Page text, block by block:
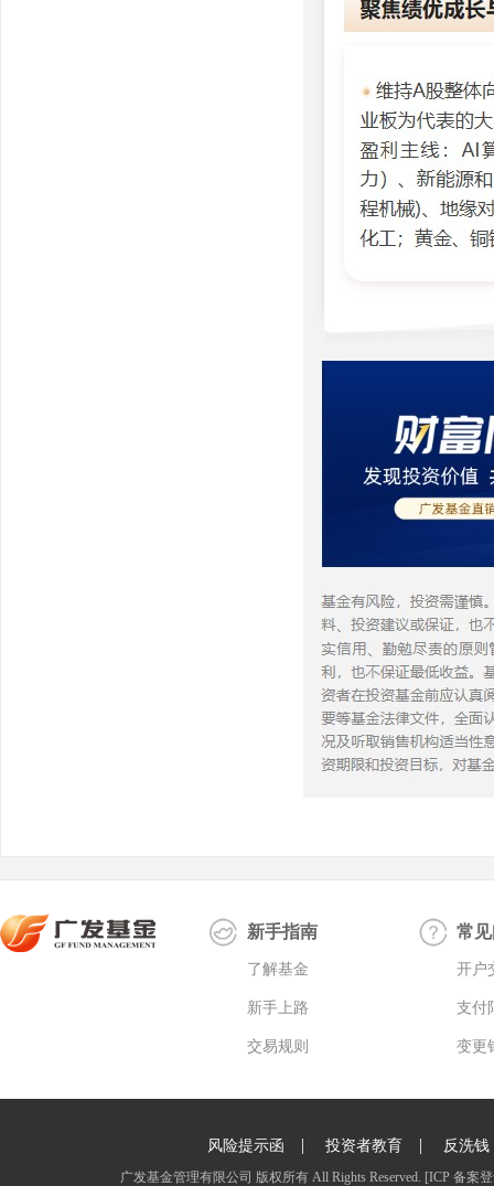
新手指南
了解基金
新手上路
交易规则
常
开户
支付
变更
风险提示函 | 投资者教育 | 反洗钱
广发基金管理有限公司 版权所有 All Rights Reserved. [ICP 备案